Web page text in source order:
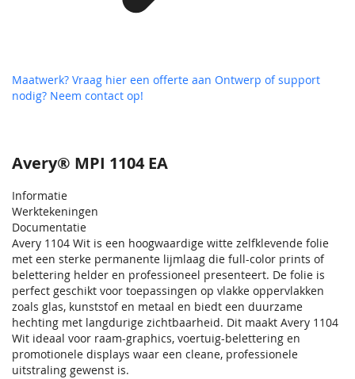
Avery® MPI 1104 EA
Informatie
Werktekeningen
Documentatie
Avery 1104 Wit is een hoogwaardige witte zelfklevende folie
met een sterke permanente lijmlaag die full-color prints of
belettering helder en professioneel presenteert. De folie is
perfect geschikt voor toepassingen op vlakke oppervlakken
zoals glas, kunststof en metaal en biedt een duurzame
hechting met langdurige zichtbaarheid. Dit maakt Avery 1104
Wit ideaal voor raam-graphics, voertuig-belettering en
promotionele displays waar een cleane, professionele
uitstraling gewenst is.
Maatwerk? Vraag hier een offerte aan Ontwerp of support
nodig? Neem contact op!